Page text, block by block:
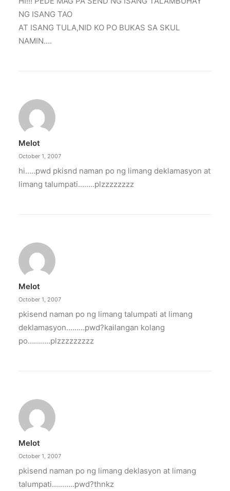
NG ISANG TAO
AT ISANG TULA,NID KO PO BUKAS SA SKUL
NAMIN….
Melot
October 1, 2007
hi…..pwd pkisnd naman po ng limang deklamasyon at
limang talumpati……..plzzzzzzzz
Melot
October 1, 2007
pkisend naman po ng limang talumpati at limang
deklamasyon………pwd?kailangan kolang
po………..plzzzzzzzzz
Melot
October 1, 2007
pkisend naman po ng limang deklasyon at limang
talumpati………..pwd?thnkz